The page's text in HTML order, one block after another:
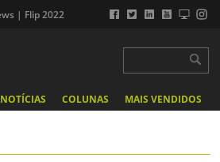
| Flip 2022
NOTÍCIAS COLUNAS MAIS VENDIDOS